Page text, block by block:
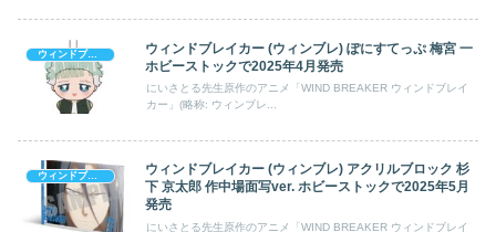
ウィンドブレイカー (ウィンブレ)
ウィンドブレイカー (ウィンブレ) ぽにすてっぷ 梅宮 一
ホビーストックで2025年4月発売
にいさとる先生原作のアニメ「WIND BREAKER ウィンドブレイ
カー」(略称: ウィンブレ...
ウィンドブレイカー (ウィンブレ)
ウィンドブレイカー (ウィンブレ) アクリルブロック 杉
下 京太郎 作中場面写ver. ホビーストックで2025年5月
発売
にいさとる先生原作のアニメ「WIND BREAKER ウィンドブレイ